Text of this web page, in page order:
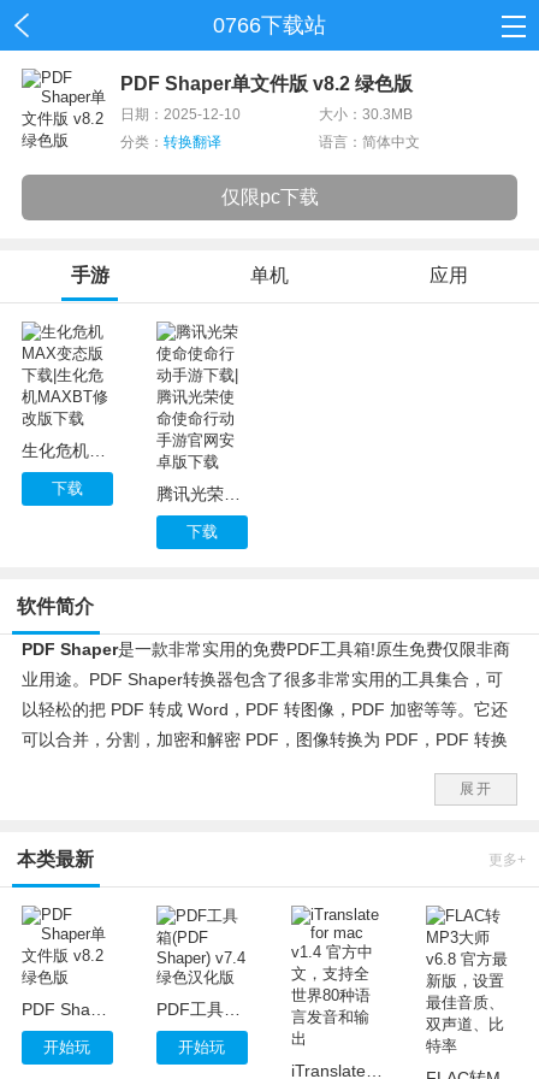
0766下载站
资讯
PDF Shaper单文件版 v8.2 绿色版
日期：2025-12-10
大小：30.3MB
分类： 转换翻译 语言：简体中文
仅限pc下载
手游 单机 应用
生化危机MAX变态版下载|生化危机MAXBT修改版下载
下载 腾讯光荣使命使命行动手游下载|腾讯光荣使命使命行动手游官网安卓版下载
下载
软件简介
PDF Shaper是一款非常实用的免费PDF工具箱!原生免费仅限非商
业用途。PDF Shaper转换器包含了很多非常实用的工具集合，可
以轻松的把 PDF 转成 Word，PDF 转图像，PDF 加密等等。它还
可以合并，分割，加密和解密 PDF，图像转换为 PDF，PDF 转换
为 RTF 或 图像，从 PDF 中提取文本和图像，转换或裁剪已签名的
PDF Shaper中文绿色版
，由ZDFANS修改并打包，修正了一处汉
化错误(菜单”输出”应翻译为”退出”)，去掉自动检查更新，去菜单检
测更新相关项，删英文帮助文档，打包为单执行文件，便于携带!
PDF Shaper功能特性：
1. 批量提取PDF中的文本、图像等内容;
2. PDF转换为Word、PDF转换为图像、或将图像转换为PDF;
3. 从PDF提取页面作为单独的PDF文件;分割PDF文件;
展开
本类最新 更多+
开始玩
PDF工具箱(PDF Shaper) v7.4 绿色汉化版
开始玩
iTranslate for mac v1.4 官方中文，支持全世界80种语言发音和输出